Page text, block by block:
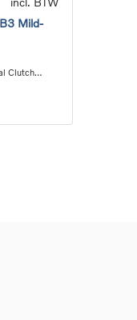
Mild-
Clutch